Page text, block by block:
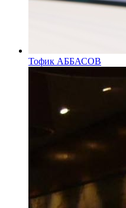
Тофик АББАСОВ